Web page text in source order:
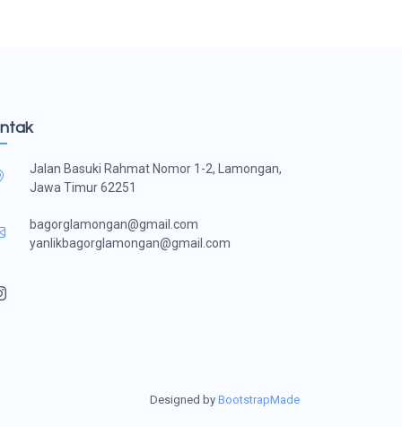
Jalan Basuki Rahmat Nomor 1-2, Lamongan,
Jawa Timur 62251
bagorglamongan@gmail.com
yanlikbagorglamongan@gmail.com
Designed by BootstrapMade